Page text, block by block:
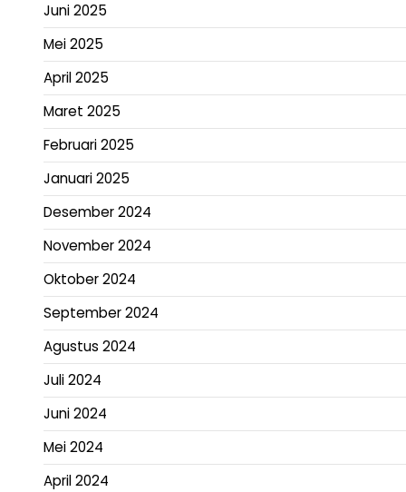
Juni 2025
Mei 2025
April 2025
Maret 2025
Februari 2025
Januari 2025
Desember 2024
November 2024
Oktober 2024
September 2024
Agustus 2024
Juli 2024
Juni 2024
Mei 2024
April 2024